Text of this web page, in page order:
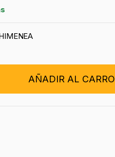
AÑADIR AL CARRO